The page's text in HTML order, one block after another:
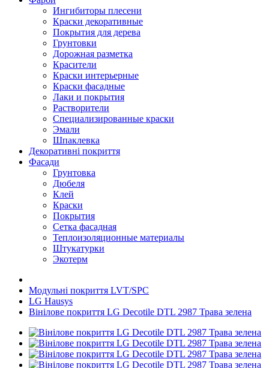
Ингибиторы плесени
Краски декоративные
Покрытия для дерева
Грунтовки
Дорожная разметка
Красители
Краски интерьерные
Краски фасадные
Лаки и покрытия
Растворители
Специализированные краски
Эмали
Шпаклевка
Декоративні покриття
Фасади
Грунтовка
Дюбеля
Клей
Краски
Покрытия
Сетка фасадная
Теплоизоляционные материалы
Штукатурки
Экотерм
Модульні покриття LVT/SPC
LG Hausys
Вінілове покриття LG Decotile DTL 2987 Трава зелена